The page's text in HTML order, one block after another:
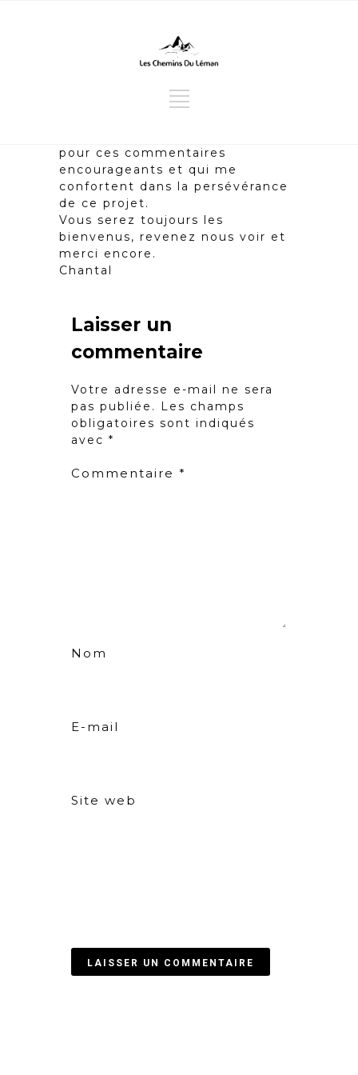
pour ces commentaires
encourageants et qui me
confortent dans la persévérance
de ce projet.
Vous serez toujours les
bienvenus, revenez nous voir et
merci encore.
Chantal
Laisser un
commentaire
Votre adresse e-mail ne sera
pas publiée. Les champs
obligatoires sont indiqués
avec *
Commentaire *
Nom
E-mail
Site web